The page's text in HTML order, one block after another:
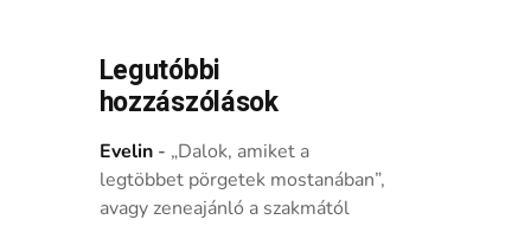
Legutóbbi
hozzászólások
Evelin- „Dalok, amiket a
legtöbbet pörgetek mostanában”,
avagy zeneajánló a szakmától